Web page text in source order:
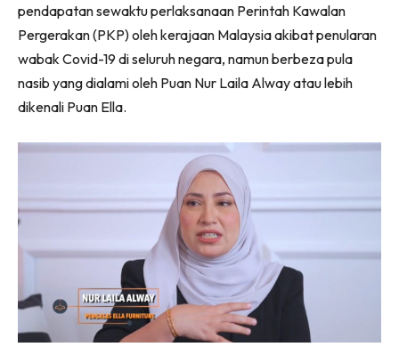
Hartanah
High Rise
Landed
Video
Beli Di Mana
Buat Sendiri
Ilham Impiana 360
Ilham Impiana Inspirasi Selebriti
Casa Impiana
Impiana MakeOver
Lahar Dekor
Sembang Dekor
pendapatan sewaktu perlaksanaan Perintah Kawalan
Pergerakan (PKP) oleh kerajaan Malaysia akibat penularan
wabak Covid-19 di seluruh negara, namun berbeza pula
nasib yang dialami oleh Puan Nur Laila Alway atau lebih
dikenali Puan Ella.